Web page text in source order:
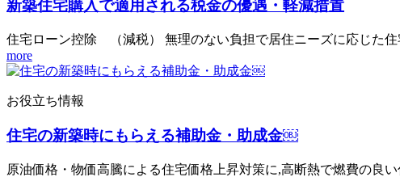
新築住宅購入で適用される税金の優遇・軽減措置
住宅ローン控除 （減税） 無理のない負担で居住ニーズに応じた
more
お役立ち情報
住宅の新築時にもらえる補助金・助成金￼
原油価格・物価高騰による住宅価格上昇対策に,高断熱で燃費の良